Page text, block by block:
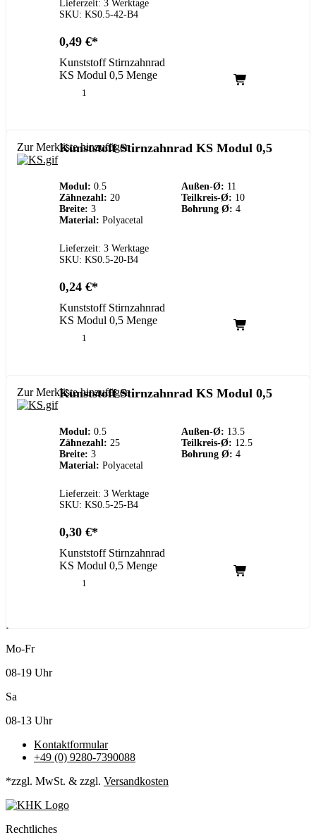
Lieferzeit: 3 Werktage
SKU: KS0.5-42-B4
0,49 €
Kunststoff Stirnzahnrad
KS Modul 0,5 Menge
Zur Merkliste hinzufügen
Kunststoff Stirnzahnrad KS Modul 0,5
Modul: 0.5 Außen-Ø: 11
Zähnezahl: 20 Teilkreis-Ø: 10
Breite: 3 Bohrung Ø: 4
Material: Polyacetal
Lieferzeit: 3 Werktage
SKU: KS0.5-20-B4
0,24 €
Kunststoff Stirnzahnrad
KS Modul 0,5 Menge
Zur Merkliste hinzufügen
Kunststoff Stirnzahnrad KS Modul 0,5
Modul: 0.5 Außen-Ø: 13.5
Zähnezahl: 25 Teilkreis-Ø: 12.5
Breite: 3 Bohrung Ø: 4
Material: Polyacetal
Lieferzeit: 3 Werktage
SKU: KS0.5-25-B4
0,30 €
Kunststoff Stirnzahnrad
KS Modul 0,5 Menge
Kundenservice
Mo-Fr
08-19 Uhr
Sa
08-13 Uhr
Kontaktformular
+49 (0) 9280-7390088
*zzgl. MwSt. & zzgl. Versandkosten
Rechtliches